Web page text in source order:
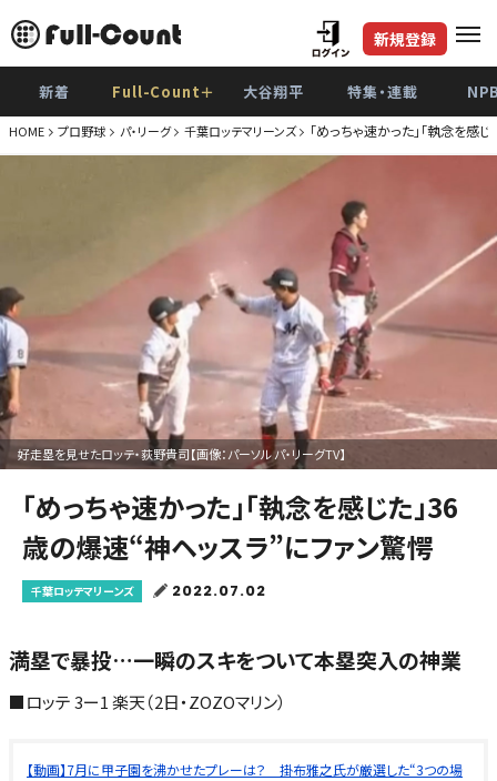
新規登録
新着 Full-Count＋ 大谷翔平 特集・連載
HOME プロ野球 パ・リーグ 千葉ロッテマリーンズ 「めっちゃ速かった」「執念を感
好走塁を見せたロッテ・荻野貴司【画像：パーソル パ・リーグTV】
「めっちゃ速かった」「執念を感じた」36
歳の爆速“神ヘッスラ”にファン驚愕
千葉ロッテマリーンズ 2022.07.02
満塁で暴投…一瞬のスキをついて本塁突入の神業
■ロッテ 3ー1 楽天（2日・ZOZOマリン）
【動画】7月に甲子園を沸かせたプレーは？ 掛布雅之氏が厳選した“3つの場